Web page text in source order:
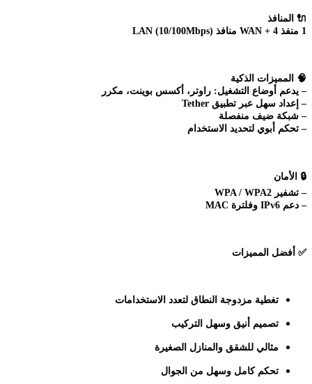
🔌 المنافذ
1 منفذ WAN + 4 منافذ LAN (10/100Mbps)
🧠 المميزات الذكية
– يدعم أوضاع التشغيل: راوتر، أكسس بوينت، مكرر
– إعداد سهل عبر تطبيق Tether
– شبكة ضيف منفصلة
– تحكم أبوي لتحديد الاستخدام
🔒 الأمان
– تشفير WPA / WPA2
– دعم IPv6 وفلترة MAC
✅ أفضل المميزات
تغطية مزدوجة النطاق لتعدد الاستخدامات
تصميم أنيق وسهل التركيب
مثالي للشقق والمنازل الصغيرة
تحكم كامل وسهل من الجوال